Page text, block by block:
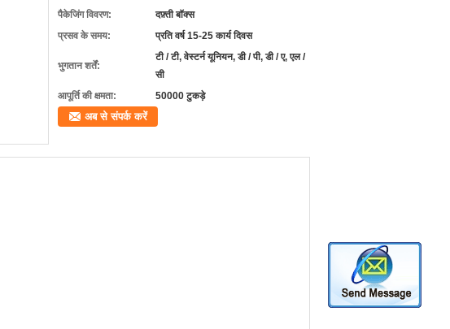
पैकेजिंग विवरण:
दफ़्ती बॉक्स
प्रसव के समय:
प्रति वर्ष 15-25 कार्य दिवस
भुगतान शर्तें:
टी / टी, वेस्टर्न यूनियन, डी / पी, डी / ए, एल /
सी
आपूर्ति की क्षमता:
50000 टुकड़े
अब से संपर्क करें